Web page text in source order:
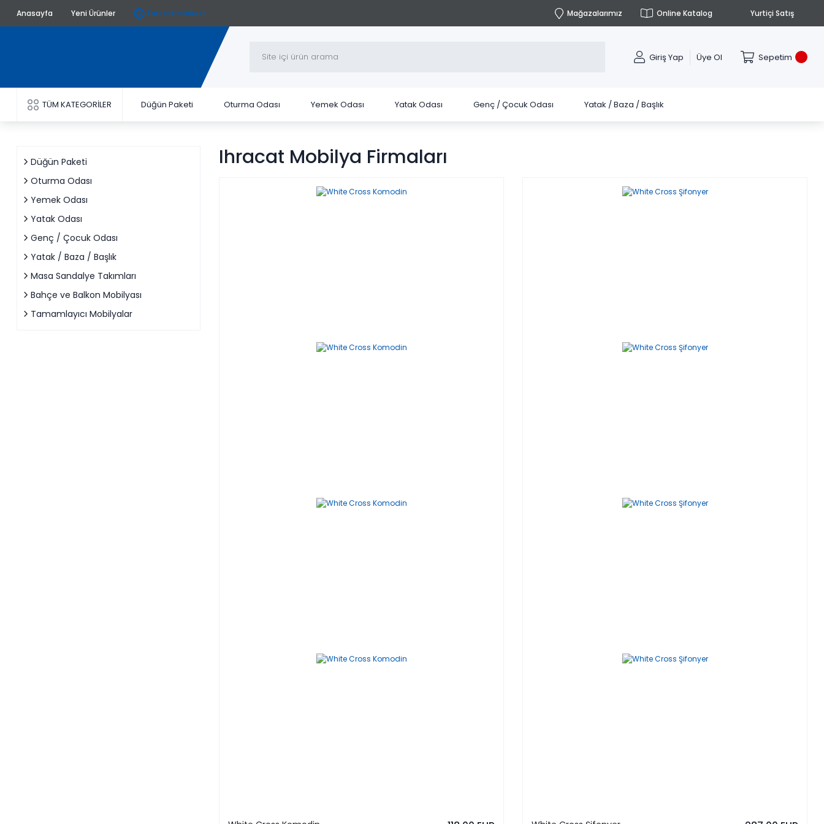
Anasayfa Yeni Ürünler Destek Merkezi Mağazalarımız Online Katalog Yurtiçi Satış
Giriş Yap Üye Ol Sepetim
TÜM KATEGORİLER Düğün Paketi Oturma Odası Yemek Odası Yatak Odası Genç / Çocuk Odası Yatak / Baza / Başlık
Düğün Paketi
Oturma Odası
Yemek Odası
Yatak Odası
Genç / Çocuk Odası
Yatak / Baza / Başlık
Masa Sandalye Takımları
Bahçe ve Balkon Mobilyası
Tamamlayıcı Mobilyalar
Ihracat Mobilya Firmaları